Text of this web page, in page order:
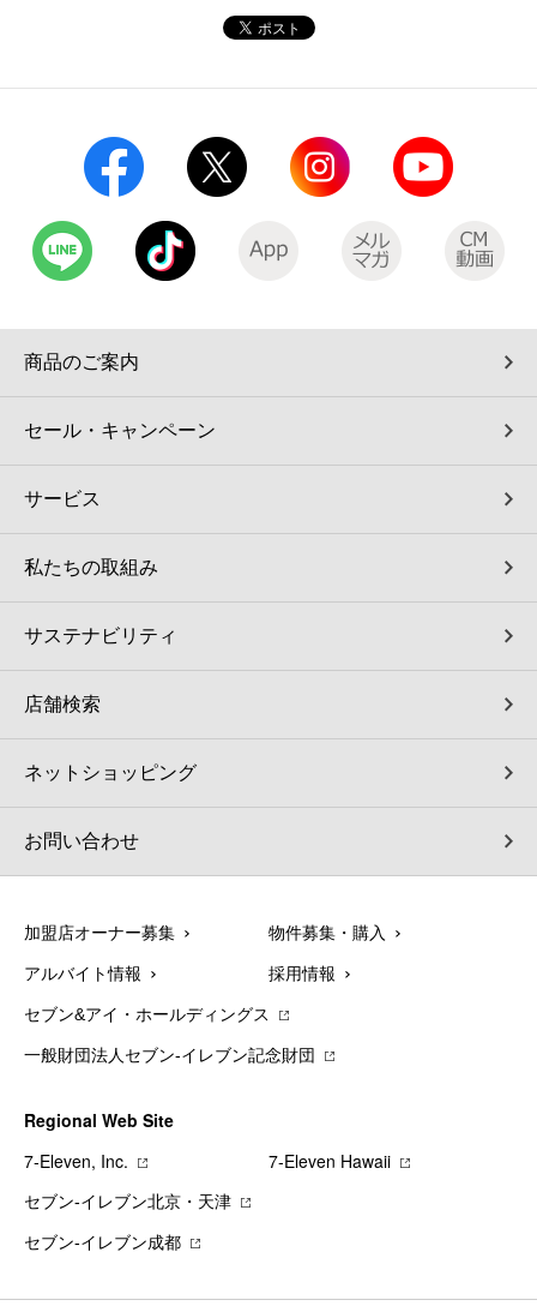
商品のご案内
セール・キャンペーン
サービス
私たちの取組み
サステナビリティ
店舗検索
ネットショッピング
お問い合わせ
加盟店オーナー募集 物件募集・購入
アルバイト情報 採用情報
セブン&アイ・ホールディングス
一般財団法人セブン-イレブン記念財団
Regional Web Site
7‐Eleven, Inc.
7‐Eleven Hawaii
セブン‐イレブン北京・天津
セブン‐イレブン成都